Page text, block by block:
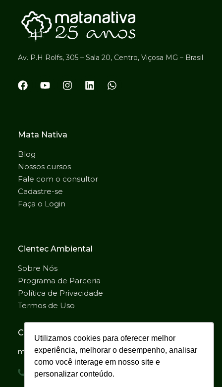
Utilizamos cookies para oferecer melhor
experiência, melhorar o desempenho, analisar
como você interage em nosso site e
personalizar conteúdo.
Av. P.H Rolfs, 305 – Sala 20, Centro, Viçosa MG – Brasil
Mata Nativa
Blog
Nossos cursos
Fale com o consultor
Cadastre-se
Faça o Login
Cientec Ambiental
Sobre Nós
Programa de Parceria
Política de Privacidade
Termos de Uso
Contato
matanativa@matanativa.com.br
Comercial: (31)98893-1366